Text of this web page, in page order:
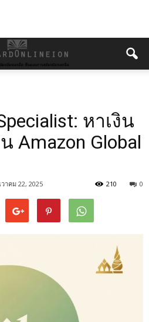
หาเงิน
Amazon Global
าคม 22, 2025 0
210